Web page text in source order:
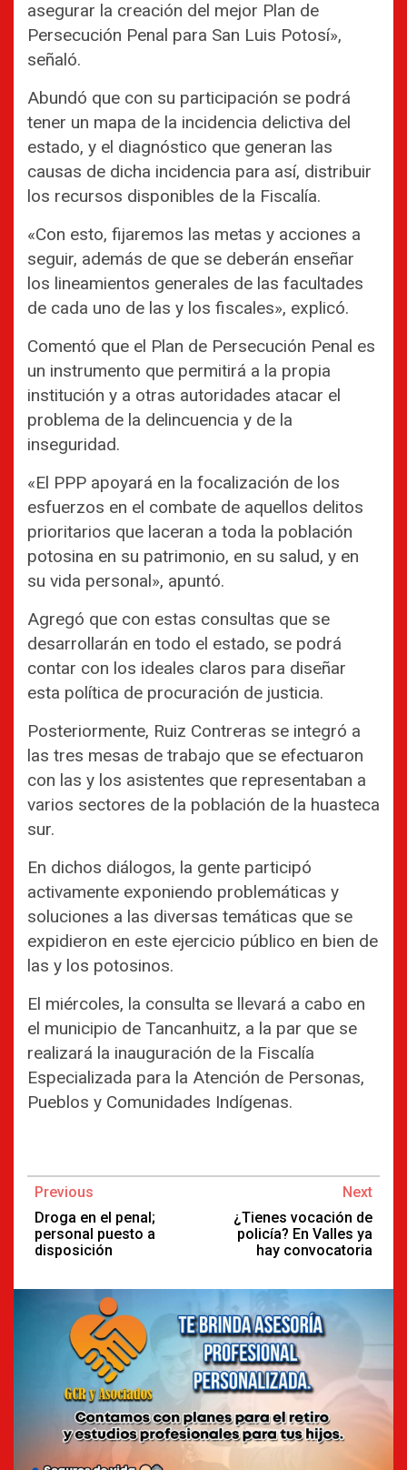
asegurar la creación del mejor Plan de
Persecución Penal para San Luis Potosí»,
señaló.
Abundó que con su participación se podrá
tener un mapa de la incidencia delictiva del
estado, y el diagnóstico que generan las
causas de dicha incidencia para así, distribuir
los recursos disponibles de la Fiscalía.
«Con esto, fijaremos las metas y acciones a
seguir, además de que se deberán enseñar
los lineamientos generales de las facultades
de cada uno de las y los fiscales», explicó.
Comentó que el Plan de Persecución Penal es
un instrumento que permitirá a la propia
institución y a otras autoridades atacar el
problema de la delincuencia y de la
inseguridad.
«El PPP apoyará en la focalización de los
esfuerzos en el combate de aquellos delitos
prioritarios que laceran a toda la población
potosina en su patrimonio, en su salud, y en
su vida personal», apuntó.
Agregó que con estas consultas que se
desarrollarán en todo el estado, se podrá
contar con los ideales claros para diseñar
esta política de procuración de justicia.
Posteriormente, Ruiz Contreras se integró a
las tres mesas de trabajo que se efectuaron
con las y los asistentes que representaban a
varios sectores de la población de la huasteca
sur.
En dichos diálogos, la gente participó
activamente exponiendo problemáticas y
soluciones a las diversas temáticas que se
expidieron en este ejercicio público en bien de
las y los potosinos.
El miércoles, la consulta se llevará a cabo en
el municipio de Tancanhuitz, a la par que se
realizará la inauguración de la Fiscalía
Especializada para la Atención de Personas,
Pueblos y Comunidades Indígenas.
Continue
Reading
Previous
Droga en el penal;
personal puesto a
disposición
Next
¿Tienes vocación de
policía? En Valles ya
hay convocatoria